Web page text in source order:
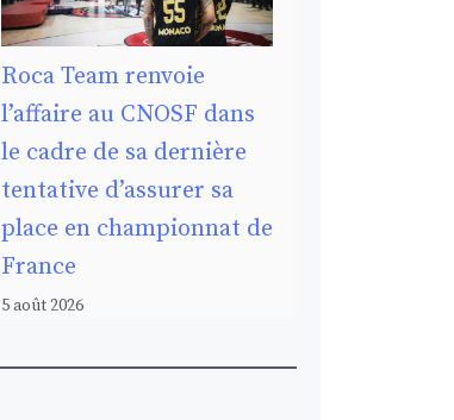
Roca Team renvoie
l’affaire au CNOSF dans
le cadre de sa dernière
tentative d’assurer sa
place en championnat de
France
5 août 2026